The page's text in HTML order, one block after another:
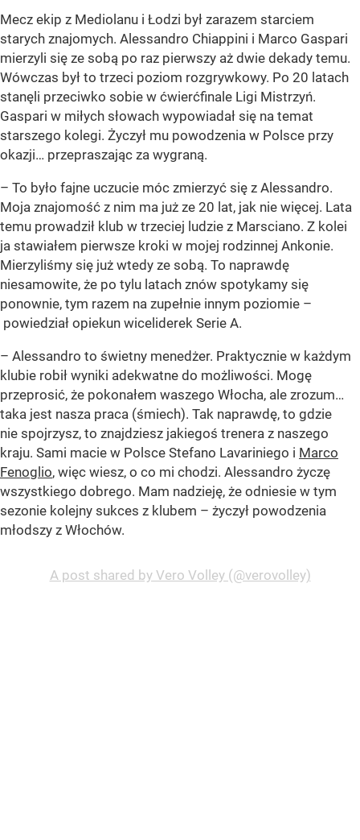
Mecz ekip z Mediolanu i Łodzi był zarazem starciem
starych znajomych. Alessandro Chiappini i Marco Gaspari
mierzyli się ze sobą po raz pierwszy aż dwie dekady temu.
Wówczas był to trzeci poziom rozgrywkowy. Po 20 latach
stanęli przeciwko sobie w ćwierćfinale Ligi Mistrzyń.
Gaspari w miłych słowach wypowiadał się na temat
starszego kolegi. Życzył mu powodzenia w Polsce przy
okazji… przepraszając za wygraną.
– To było fajne uczucie móc zmierzyć się z Alessandro.
Moja znajomość z nim ma już ze 20 lat, jak nie więcej. Lata
temu prowadził klub w trzeciej ludzie z Marsciano. Z kolei
ja stawiałem pierwsze kroki w mojej rodzinnej Ankonie.
Mierzyliśmy się już wtedy ze sobą. To naprawdę
niesamowite, że po tylu latach znów spotykamy się
ponownie, tym razem na zupełnie innym poziomie –
powiedział opiekun wiceliderek Serie A.
– Alessandro to świetny menedżer. Praktycznie w każdym
klubie robił wyniki adekwatne do możliwości. Mogę
przeprosić, że pokonałem waszego Włocha, ale zrozum…
taka jest nasza praca (śmiech). Tak naprawdę, to gdzie
nie spojrzysz, to znajdziesz jakiegoś trenera z naszego
kraju. Sami macie w Polsce Stefano Lavariniego i Marco
Fenoglio, więc wiesz, o co mi chodzi. Alessandro życzę
wszystkiego dobrego. Mam nadzieję, że odniesie w tym
sezonie kolejny sukces z klubem – życzył powodzenia
młodszy z Włochów.
A post shared by Vero Volley (@verovolley)